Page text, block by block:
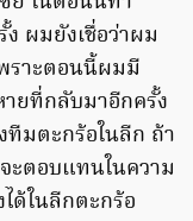
ผมยังเชื่อว่าผม
ราะตอนนี้ผมมี
ยที่กลับมาอีกครั้ง
มตะกร้อในลีก ถ้า
ะตอบแทนในความ
ด้ในลีกตะกร้อ